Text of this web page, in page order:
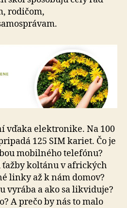
rodičom,
vďaka elektronike. Na 100
125 SIM kariet. Čo je
mobilného telefónu?
ťažby koltánu v afrických
linky až k nám domov?
vyrába a ako sa likviduje?
A prečo by nás to malo